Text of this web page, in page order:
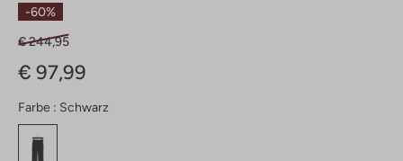
-60%
€ 244,95
€ 97,99
Farbe : Schwarz